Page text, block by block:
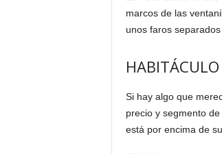
marcos de las
unos faros
Si hay algo que
precio y segmento
está por encima de